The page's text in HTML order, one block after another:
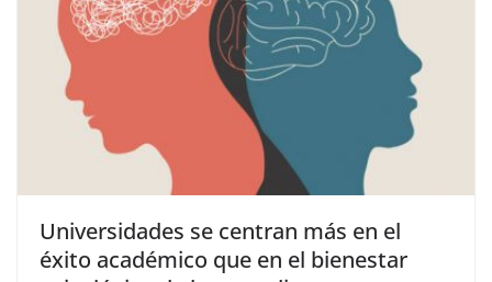
Universidades se centran más en el
éxito académico que en el bienestar